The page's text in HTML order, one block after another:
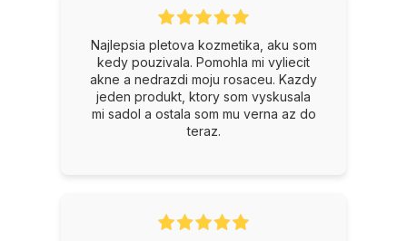
Najlepsia pletova kozmetika, aku som
kedy pouzivala. Pomohla mi vyliecit
akne a nedrazdi moju rosaceu. Kazdy
jeden produkt, ktory som vyskusala
mi sadol a ostala som mu verna az do
teraz.